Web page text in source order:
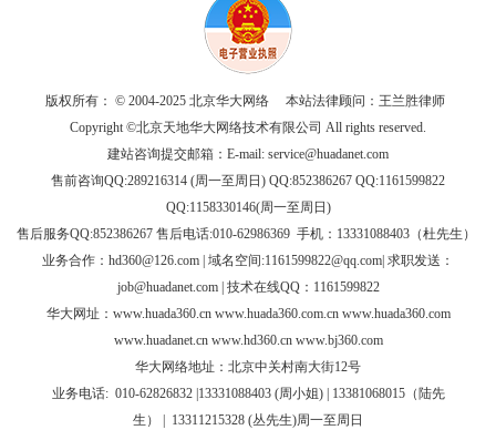
版权所有： © 2004-2025 北京华大网络 本站法律顾问：王兰胜律师
Copyright ©北京天地华大网络技术有限公司 All rights reserved.
建站咨询提交邮箱：E-mail: service@huadanet.com
售前咨询QQ:289216314 (周一至周日) QQ:852386267 QQ:1161599822
QQ:1158330146(周一至周日)
售后服务QQ:852386267 售后电话:010-62986369 手机：13331088403（杜先生）
业务合作： hd360@126.com | 域名空间:1161599822@qq.com| 求职发送：
job@huadanet.com| 技术在线QQ：1161599822
华大网址： www.huada360.cn www.huada360.com.cn www.huada360.com
www.huadanet.cn www.hd360.cn www.bj360.com
华大网络地址：北京中关村南大街12号
业务电话: 010-62826832 | 13331088403 (周小姐) | 13381068015（陆先
生）
13311215328 (丛先生)周一至周日